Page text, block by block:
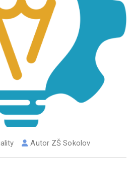
Autor ZŠ Sokolov